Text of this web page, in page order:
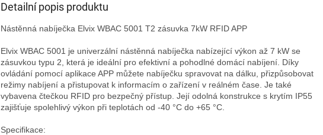
Detailní popis produktu
Nástěnná nabíječka Elvix WBAC 5001 T2 zásuvka 7kW RFID APP
Elvix WBAC 5001 je univerzální nástěnná nabíječka nabízející výkon až 7 kW se
zásuvkou typu 2, která je ideální pro efektivní a pohodlné domácí nabíjení. Díky
ovládání pomocí aplikace APP můžete nabíječku spravovat na dálku, přizpůsobovat
režimy nabíjení a přistupovat k informacím o zařízení v reálném čase. Je také
vybavena čtečkou RFID pro bezpečný přístup. Její odolná konstrukce s krytím IP55
zajišťuje spolehlivý výkon při teplotách od -40 °C do +65 °C.
Specifikace: